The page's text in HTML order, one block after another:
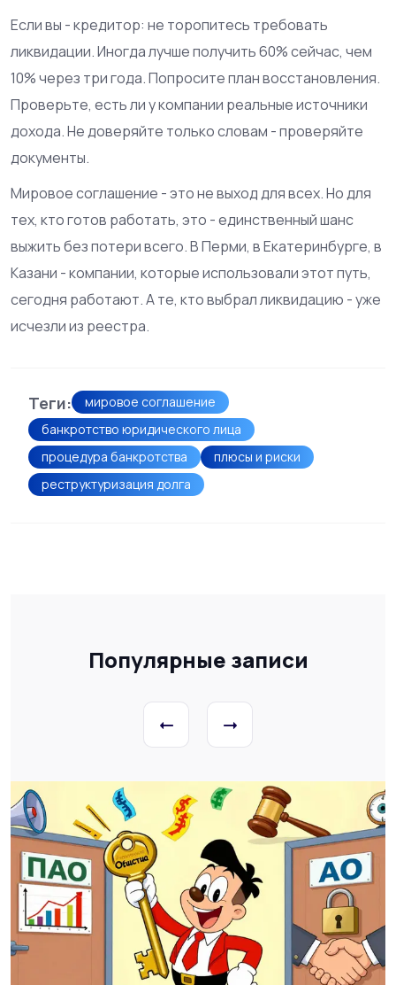
Если вы - кредитор: не торопитесь требовать
ликвидации. Иногда лучше получить 60% сейчас, чем
10% через три года. Попросите план восстановления.
Проверьте, есть ли у компании реальные источники
дохода. Не доверяйте только словам - проверяйте
документы.
Мировое соглашение - это не выход для всех. Но для
тех, кто готов работать, это - единственный шанс
выжить без потери всего. В Перми, в Екатеринбурге, в
Казани - компании, которые использовали этот путь,
сегодня работают. А те, кто выбрал ликвидацию - уже
исчезли из реестра.
Теги:
мировое соглашение
банкротство юридического лица
процедура банкротства
плюсы и риски
реструктуризация долга
Популярные записи